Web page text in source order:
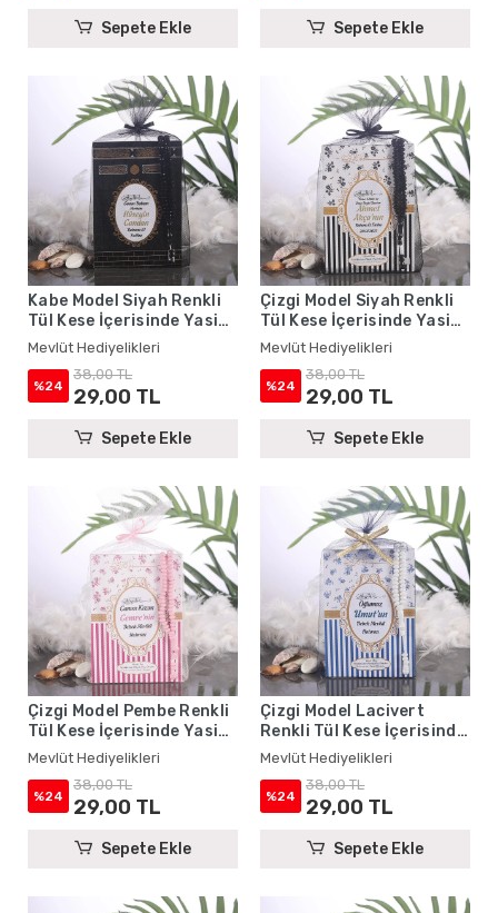
Sepete Ekle Sepete Ekle
Kabe Model Siyah Renkli
Tül Kese İçerisinde Yasin
Kitabı ve Tesbih - Mevlüt
Hediyelikleri
Mevlüt Hediyelikleri
%24
38,00 TL
29,00 TL
Sepete Ekle
Çizgi Model Siyah Renkli
Tül Kese İçerisinde Yasin
Kitabı ve Tesbih - Mevlüt
Hediyelikleri
Mevlüt Hediyelikleri
%24
38,00 TL
29,00 TL
Sepete Ekle
Çizgi Model Pembe Renkli
Tül Kese İçerisinde Yasin
Kitabı ve Tesbih - Mevlüt
Hediyelikleri
Mevlüt Hediyelikleri
%24
38,00 TL
29,00 TL
Sepete Ekle
Çizgi Model Lacivert
Renkli Tül Kese İçerisinde
Yasin Kitabı ve Tesbih -
Mevlüt Hediyelikleri
Mevlüt Hediyelikleri
%24
38,00 TL
29,00 TL
Sepete Ekle